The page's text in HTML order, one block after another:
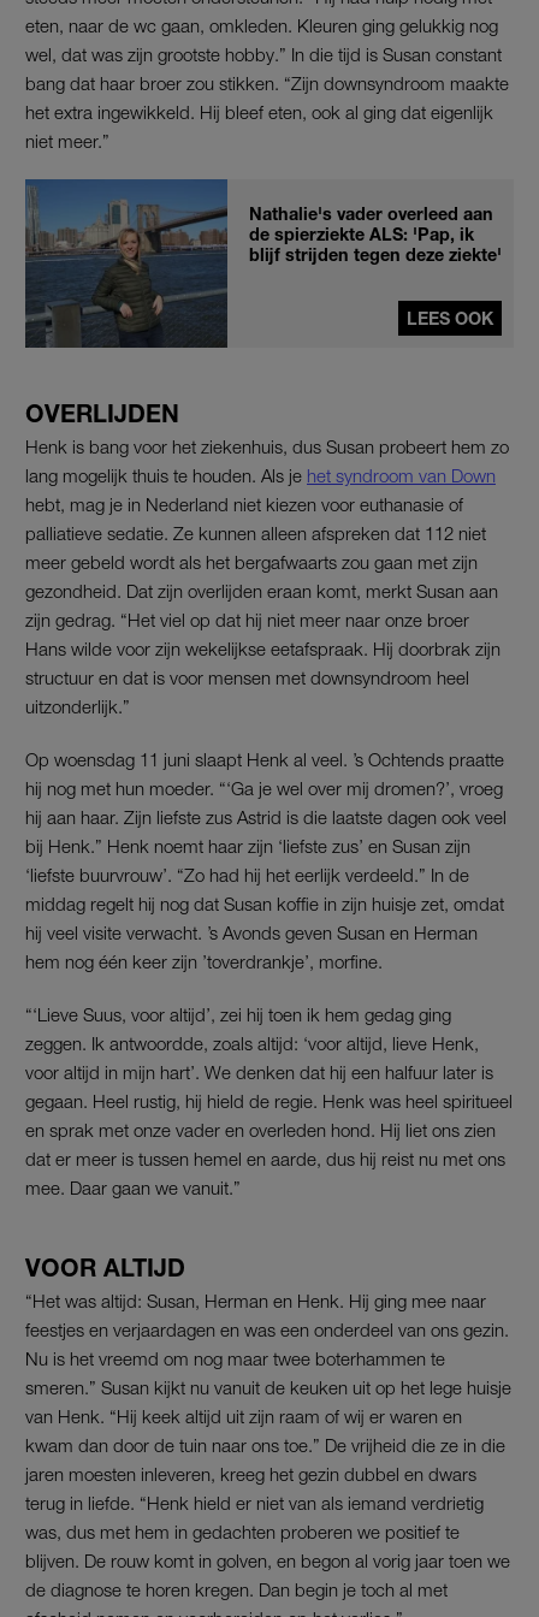
eten, naar de wc gaan, omkleden. Kleuren ging gelukkig nog
wel, dat was zijn grootste hobby.” In die tijd is Susan constant
bang dat haar broer zou stikken. “Zijn downsyndroom maakte
het extra ingewikkeld. Hij bleef eten, ook al ging dat eigenlijk
niet meer.”
Nathalie's vader overleed aan
de spierziekte ALS: 'Pap, ik
blijf strijden tegen deze ziekte'
LEES OOK
OVERLIJDEN
Henk is bang voor het ziekenhuis, dus Susan probeert hem zo
lang mogelijk thuis te houden. Als je het syndroom van Down
hebt, mag je in Nederland niet kiezen voor euthanasie of
palliatieve sedatie. Ze kunnen alleen afspreken dat 112 niet
meer gebeld wordt als het bergafwaarts zou gaan met zijn
gezondheid. Dat zijn overlijden eraan komt, merkt Susan aan
zijn gedrag. “Het viel op dat hij niet meer naar onze broer
Hans wilde voor zijn wekelijkse eetafspraak. Hij doorbrak zijn
structuur en dat is voor mensen met downsyndroom heel
uitzonderlijk.”
Op woensdag 11 juni slaapt Henk al veel. ’s Ochtends praatte
hij nog met hun moeder. “‘Ga je wel over mij dromen?’, vroeg
hij aan haar. Zijn liefste zus Astrid is die laatste dagen ook veel
bij Henk.” Henk noemt haar zijn ‘liefste zus’ en Susan zijn
‘liefste buurvrouw’. “Zo had hij het eerlijk verdeeld.” In de
middag regelt hij nog dat Susan koffie in zijn huisje zet, omdat
hij veel visite verwacht. ’s Avonds geven Susan en Herman
hem nog één keer zijn ’toverdrankje’, morfine.
“‘Lieve Suus, voor altijd’, zei hij toen ik hem gedag ging
zeggen. Ik antwoordde, zoals altijd: ‘voor altijd, lieve Henk,
voor altijd in mijn hart’. We denken dat hij een halfuur later is
gegaan. Heel rustig, hij hield de regie. Henk was heel spiritueel
en sprak met onze vader en overleden hond. Hij liet ons zien
dat er meer is tussen hemel en aarde, dus hij reist nu met ons
mee. Daar gaan we vanuit.”
VOOR ALTIJD
“Het was altijd: Susan, Herman en Henk. Hij ging mee naar
feestjes en verjaardagen en was een onderdeel van ons gezin.
Nu is het vreemd om nog maar twee boterhammen te
smeren.” Susan kijkt nu vanuit de keuken uit op het lege huisje
van Henk. “Hij keek altijd uit zijn raam of wij er waren en
kwam dan door de tuin naar ons toe.” De vrijheid die ze in die
jaren moesten inleveren, kreeg het gezin dubbel en dwars
terug in liefde. “Henk hield er niet van als iemand verdrietig
was, dus met hem in gedachten proberen we positief te
blijven. De rouw komt in golven, en begon al vorig jaar toen we
de diagnose te horen kregen. Dan begin je toch al met